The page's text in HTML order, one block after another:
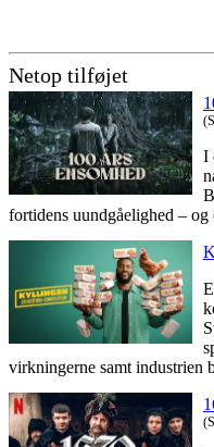
Netop tilføjet
I
fortidens uundgåelighed – og
virkningerne samt industrien